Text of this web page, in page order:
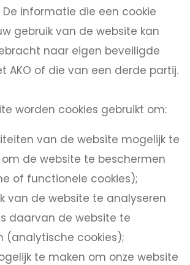
informatie die een cookie
gebruik van de website kan
naar eigen beveiligde
AKO of die van een derde partij.
worden cookies gebruikt om:
van de website mogelijk te
de website te beschermen
of functionele cookies);
van de website te analyseren
daarvan de website te
(analytische cookies);
te maken om onze website